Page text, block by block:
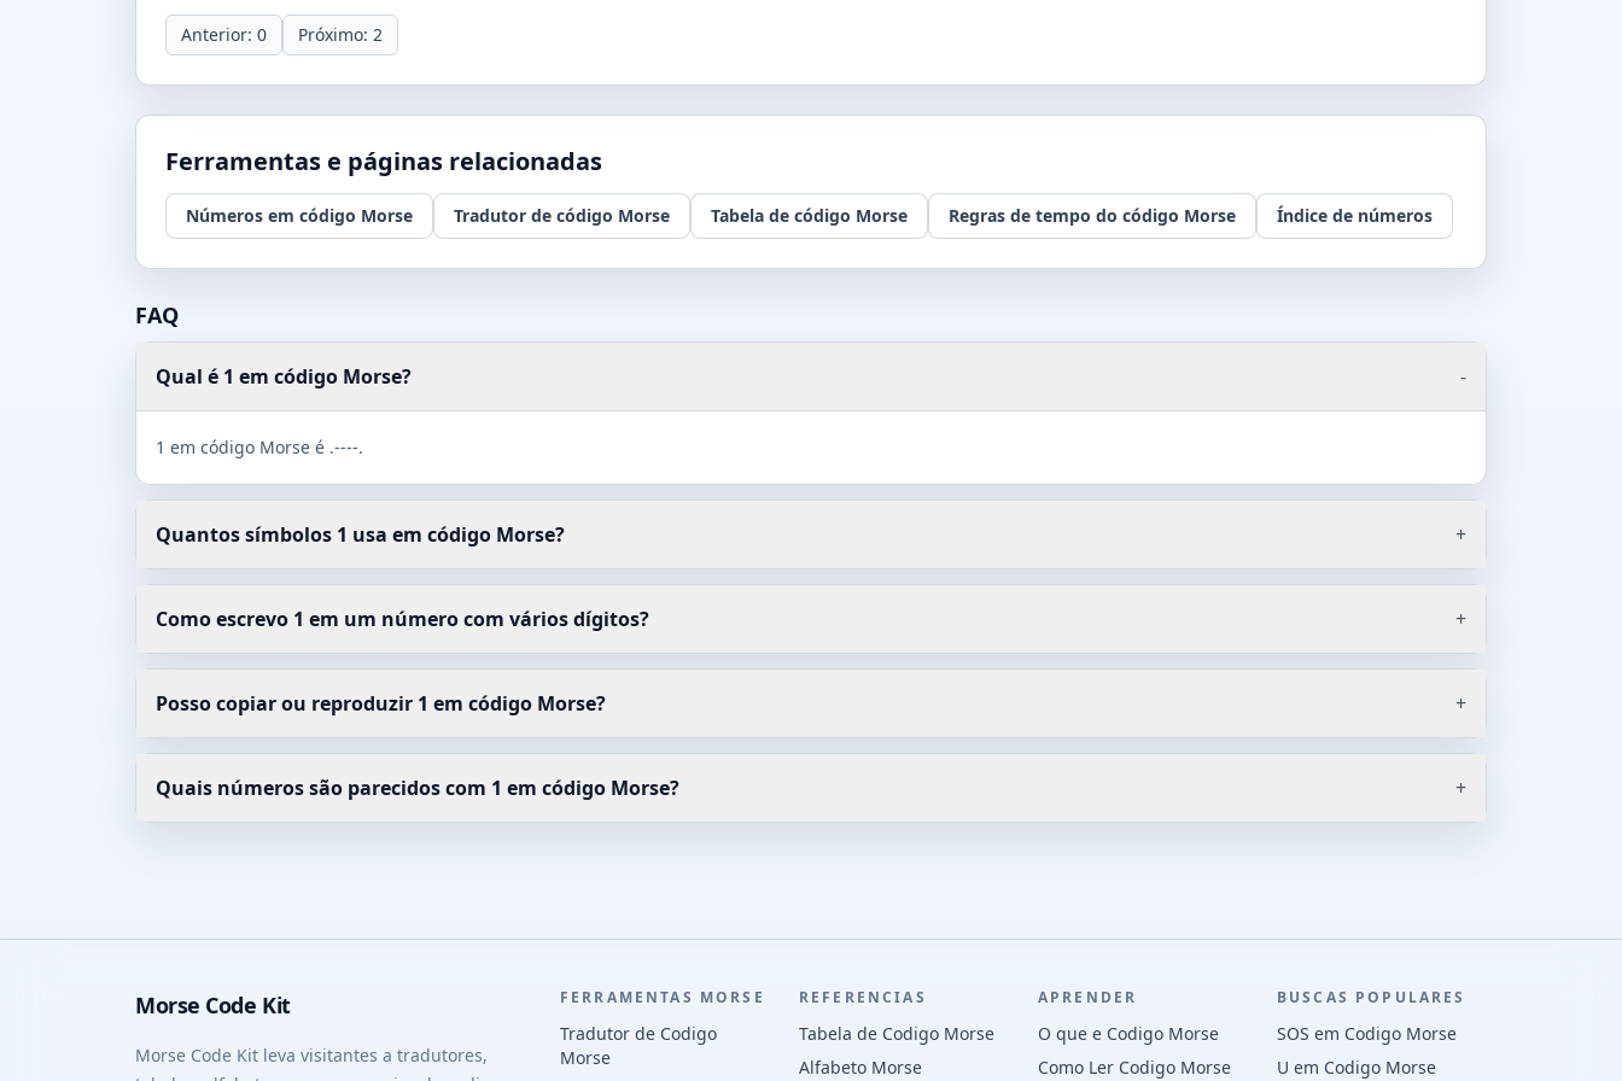
Anterior: 0 Próximo: 2
Ferramentas e páginas relacionadas
Números em código Morse Tradutor de código Morse Tabela de código Morse Regras de tempo do código Morse Índice de números
FAQ
Qual é 1 em código Morse? -
1 em código Morse é .----.
Quantos símbolos 1 usa em código Morse? +
Como escrevo 1 em um número com vários dígitos? +
Posso copiar ou reproduzir 1 em código Morse? +
Quais números são parecidos com 1 em código Morse? +
Morse Code Kit
Morse Code Kit leva visitantes a tradutores,
FERRAMENTAS MORSE
Tradutor de Codigo
Morse
REFERENCIAS
Tabela de Codigo Morse
Alfabeto Morse
APRENDER
O que e Codigo Morse
Como Ler Codigo Morse
BUSCAS POPULARES
SOS em Codigo Morse
U em Codigo Morse